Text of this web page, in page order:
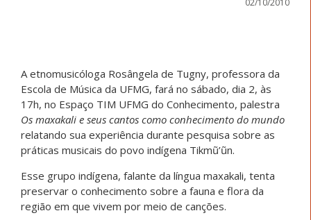
A etnomusicóloga Rosângela de Tugny, professora da
Escola de Música da UFMG, fará no sábado, dia 2, às
17h, no Espaço TIM UFMG do Conhecimento, palestra
Os maxakali e seus cantos como conhecimento do mundo
relatando sua experiência durante pesquisa sobre as
práticas musicais do povo indígena Tikmũ’ũn.
Esse grupo indígena, falante da língua maxakali, tenta
preservar o conhecimento sobre a fauna e flora da
região em que vivem por meio de canções.